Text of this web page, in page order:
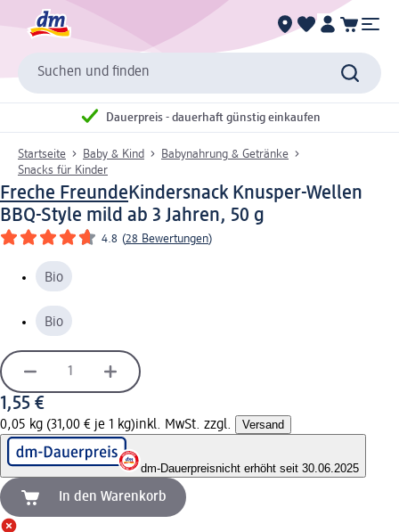
Suchen und finden
Dauerpreis - dauerhaft günstig einkaufen
Startseite Baby & Kind
Babynahrung & Getränke
Snacks für Kinder
Freche Freunde Kindersnack Knusper-Wellen
BBQ-Style mild ab 3 Jahren, 50 g
4.8 (28 Bewertungen)
Bio
Bio
1,55 €
0,05 kg (31,00 € je 1 kg)inkl. MwSt. zzgl. Versand
dm-Dauerpreisnicht erhöht seit 30.06.2025
In den Warenkorb